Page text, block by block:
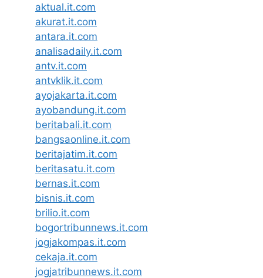
aktual.it.com
akurat.it.com
antara.it.com
analisadaily.it.com
antv.it.com
antvklik.it.com
ayojakarta.it.com
ayobandung.it.com
beritabali.it.com
bangsaonline.it.com
beritajatim.it.com
beritasatu.it.com
bernas.it.com
bisnis.it.com
brilio.it.com
bogortribunnews.it.com
jogjakompas.it.com
cekaja.it.com
jogjatribunnews.it.com